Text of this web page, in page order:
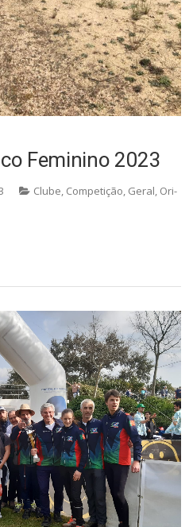
Feminino 2023
Clube, Competição, Geral, Ori-